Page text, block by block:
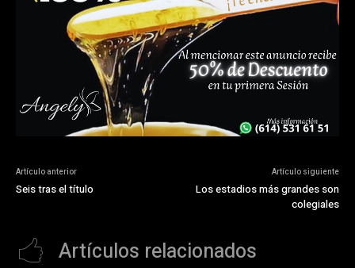
Artículo anterior
Seis tras el título
Artículo siguiente
Los estadios más grandes son
colegiales
Artículos relacionados